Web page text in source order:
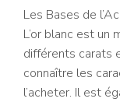
Les Bases de
L’or blanc est un
différents carats
connaître les
l’acheter. Il est